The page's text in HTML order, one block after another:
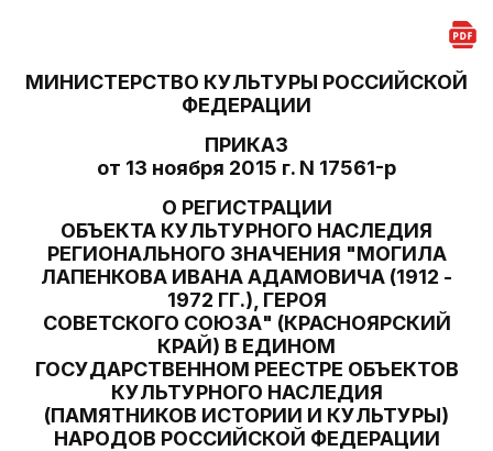
МИНИСТЕРСТВО КУЛЬТУРЫ РОССИЙСКОЙ
ФЕДЕРАЦИИ
ПРИКАЗ
от 13 ноября 2015 г. N 17561-р
О РЕГИСТРАЦИИ
ОБЪЕКТА КУЛЬТУРНОГО НАСЛЕДИЯ
РЕГИОНАЛЬНОГО ЗНАЧЕНИЯ "МОГИЛА
ЛАПЕНКОВА ИВАНА АДАМОВИЧА (1912 -
1972 ГГ.), ГЕРОЯ
СОВЕТСКОГО СОЮЗА" (КРАСНОЯРСКИЙ
КРАЙ) В ЕДИНОМ
ГОСУДАРСТВЕННОМ РЕЕСТРЕ ОБЪЕКТОВ
КУЛЬТУРНОГО НАСЛЕДИЯ
(ПАМЯТНИКОВ ИСТОРИИ И КУЛЬТУРЫ)
НАРОДОВ РОССИЙСКОЙ ФЕДЕРАЦИИ